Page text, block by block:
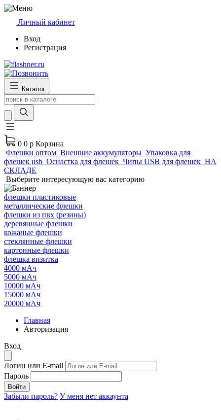
Личный кабинет
Вход
Регистрация
Каталог
0 0 р Корзина
Флешки оптом Внешние аккумуляторы Упаковка для
флешек usb Оснастка для флешек Чипы USB для флешек НА
СКЛАДЕ
Выберите интересующую вас категорию
флешки пластиковые
металлические флешки
флешки из пвх (резины)
деревянные флешки
кожаные флешки
стеклянные флешки
картонные флешки
флешка визитка
4000 мАч
5000 мАч
10000 мАч
15000 мАч
20000 мАч
Главная
Авторизация
Вход
Логин или E-mail
Пароль
Войти
Забыли пароль? У меня нет аккаунта